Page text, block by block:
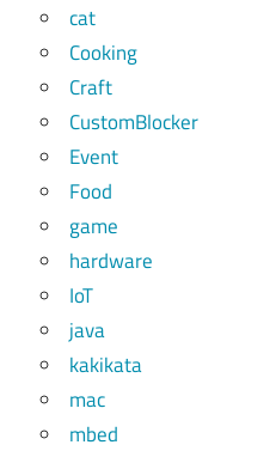
cat
Cooking
Craft
CustomBlocker
Event
Food
game
hardware
IoT
java
kakikata
mac
mbed